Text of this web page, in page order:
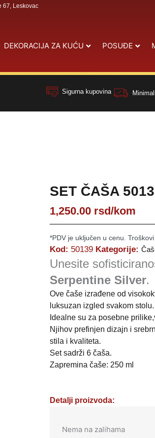
67, Leskovac
DEKORACIJA ZA KUĆU POSUĐE
Sigurna kupovina
SET ČAŠA
1,250.00 rsd/kom
*PDV je uključen u cenu.
Kod: 50139 Kategorije:
Unesite
Serpentine Silver.
Ove čaše izrađene od
luksuzan izgled svakom stolu.
Idealne su za posebne
Njihov prefinjen dizajn i
stila i kvaliteta.
Set sadrži 6 čaša.
Zapremina čaše: 250 ml
Detalji proizvoda:
Nema na zalihama